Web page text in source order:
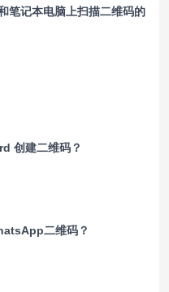
笔记本电脑上扫描二维码的
创建二维码？
二维码？